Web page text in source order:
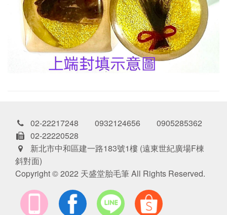
02-22217248 0932124656 0905285362
02-22220528
新北市中和區建一路183號1樓 (遠東世紀廣場F棟
斜對面)
Copyright © 2022 天盛堂胎毛筆 All Rights Reserved.